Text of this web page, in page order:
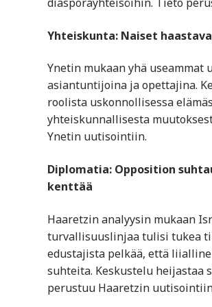
Yhteiskunta: Naiset
Ynetin mukaan yhä
asiantuntijoina ja opettajina.
roolista uskonnollisessa
yhteiskunnallisesta
Ynetin uutisointiin.
Diplomatia: Opposition
kenttää
Haaretzin analyysin mukaan
turvallisuuslinjaa tulisi tukea
edustajista pelkää, että
suhteita. Keskustelu
perustuu Haaretzin